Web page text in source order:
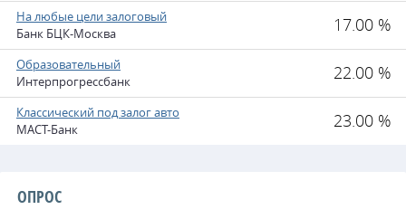
На любые цели залоговый
Банк БЦК-Москва
17.00 %
Образовательный
Интерпрогрессбанк
22.00 %
Классический под залог авто
МАСТ-Банк
23.00 %
ОПРОС